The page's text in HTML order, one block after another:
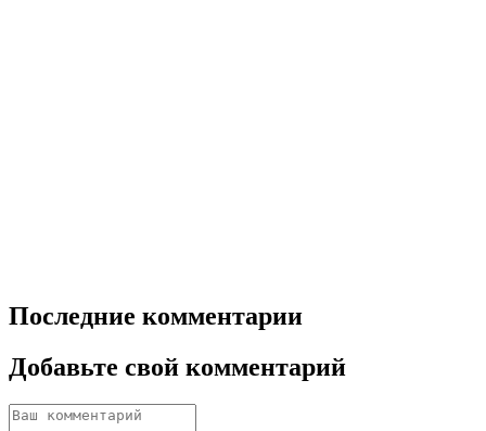
Последние комментарии
Добавьте свой комментарий